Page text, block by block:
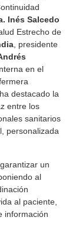
Inés Salcedo
Estrecho de
, presidente
en el
destacado la
entre los
sanitarios
personalizada
un
al
al paciente,
información